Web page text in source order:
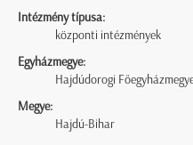
Intézmény típusa:
központi intézmények
Egyházmegye:
Hajdúdorogi
Megye:
Hajdú-Bihar